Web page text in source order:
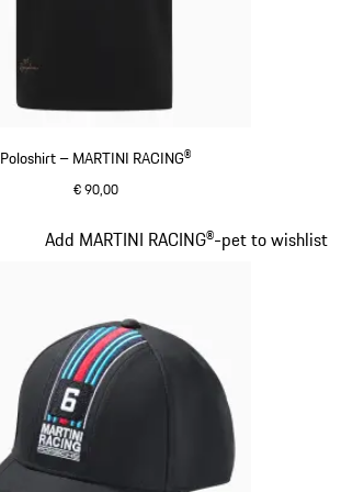
Poloshirt – MARTINI RACING®
€ 90,00
Add MARTINI RACING®-pet to wishlist